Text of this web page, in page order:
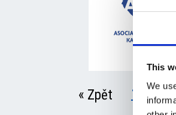
This
We
« Zpět 1 2